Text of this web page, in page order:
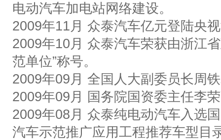
电动汽车加电站网络建设。
2009年11月 众泰汽车亿元登陆央
2009年10月 众泰汽车荣获由浙江
范单位”称号。
2009年09月 全国人大副委员长周
2009年09月 国务院国资委主任李
2009年08月 众泰纯电动汽车入选
汽车示范推广应用工程推荐车型目